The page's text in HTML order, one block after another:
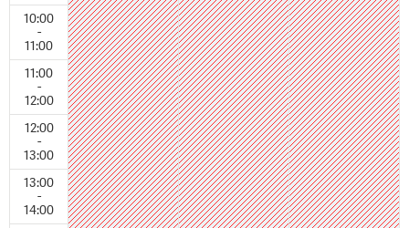
10:00
-
11:00
11:00
-
12:00
12:00
-
13:00
13:00
-
14:00